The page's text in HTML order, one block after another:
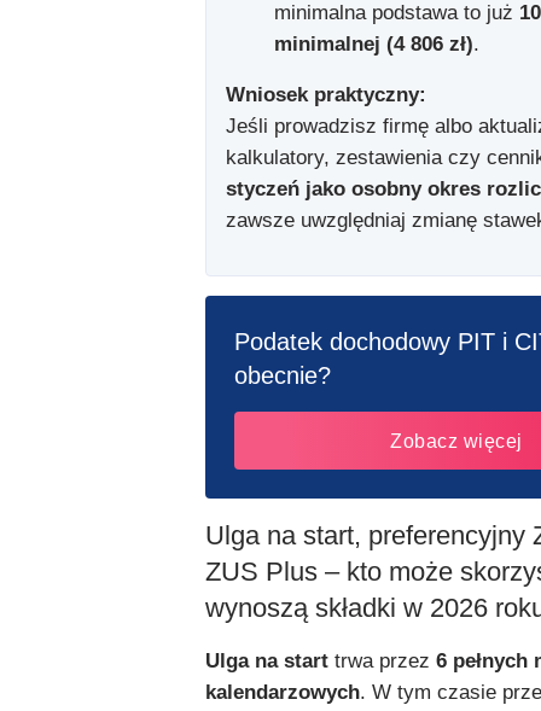
minimalna podstawa to już
minimalnej (4 806 zł).
Wniosek praktyczny:
Jeśli prowadzisz firmę albo
kalkulatory, zestawienia czy
styczeń jako osobny okres
zawsze uwzględniaj zmianę
Podatek dochodowy PIT i
obecnie?
Zobacz więcej
Ulga na start, preferencyjny
ZUS Plus – kto może
wynoszą składki w 2026
Ulga na start trwa przez 6 pełnych
kalendarzowych. W tym czasie